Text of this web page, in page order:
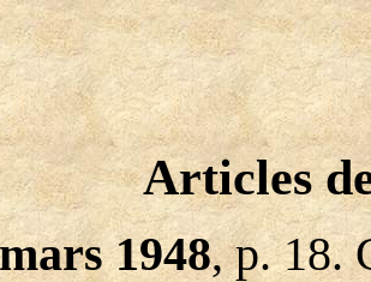
Articles
1948, p. 18.